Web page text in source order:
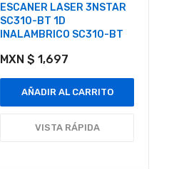
ESCANER LASER 3NSTAR
SC310-BT 1D
INALAMBRICO SC310-BT
MXN $ 1,697
AÑADIR AL CARRITO
VISTA RÁPIDA